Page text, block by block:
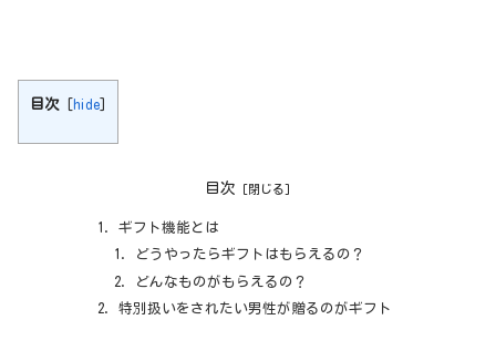
目次 [hide]
目次
ギフト機能とは
どうやったらギフトはもらえるの？
どんなものがもらえるの？
特別扱いをされたい男性が贈るのがギフト